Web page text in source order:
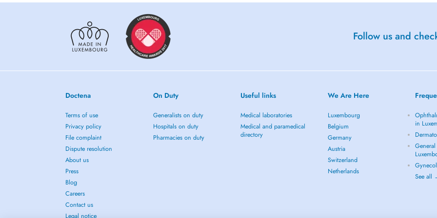
Follow us and
Doctena
Terms of use
Privacy policy
File complaint
Dispute resolution
About us
Press
Blog
Careers
Contact us
Legal notice
On Duty
Generalists on duty
Hospitals on duty
Pharmacies on duty
Useful links
Medical laboratories
Medical and paramedical
directory
We Are Here
Luxembourg
Belgium
Germany
Austria
Switzerland
Netherlands
in
See all